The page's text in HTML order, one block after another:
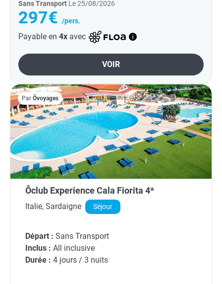
Sans Transport Le 25/08/2026
297€ /pers.
Payable en 4x avec
VOIR
Par Ôvoyages
Ôclub Experience Cala Fiorita 4*
Italie, Sardaigne Séjour
Départ : Sans Transport
Inclus : All inclusive
Durée : 4 jours / 3 nuits